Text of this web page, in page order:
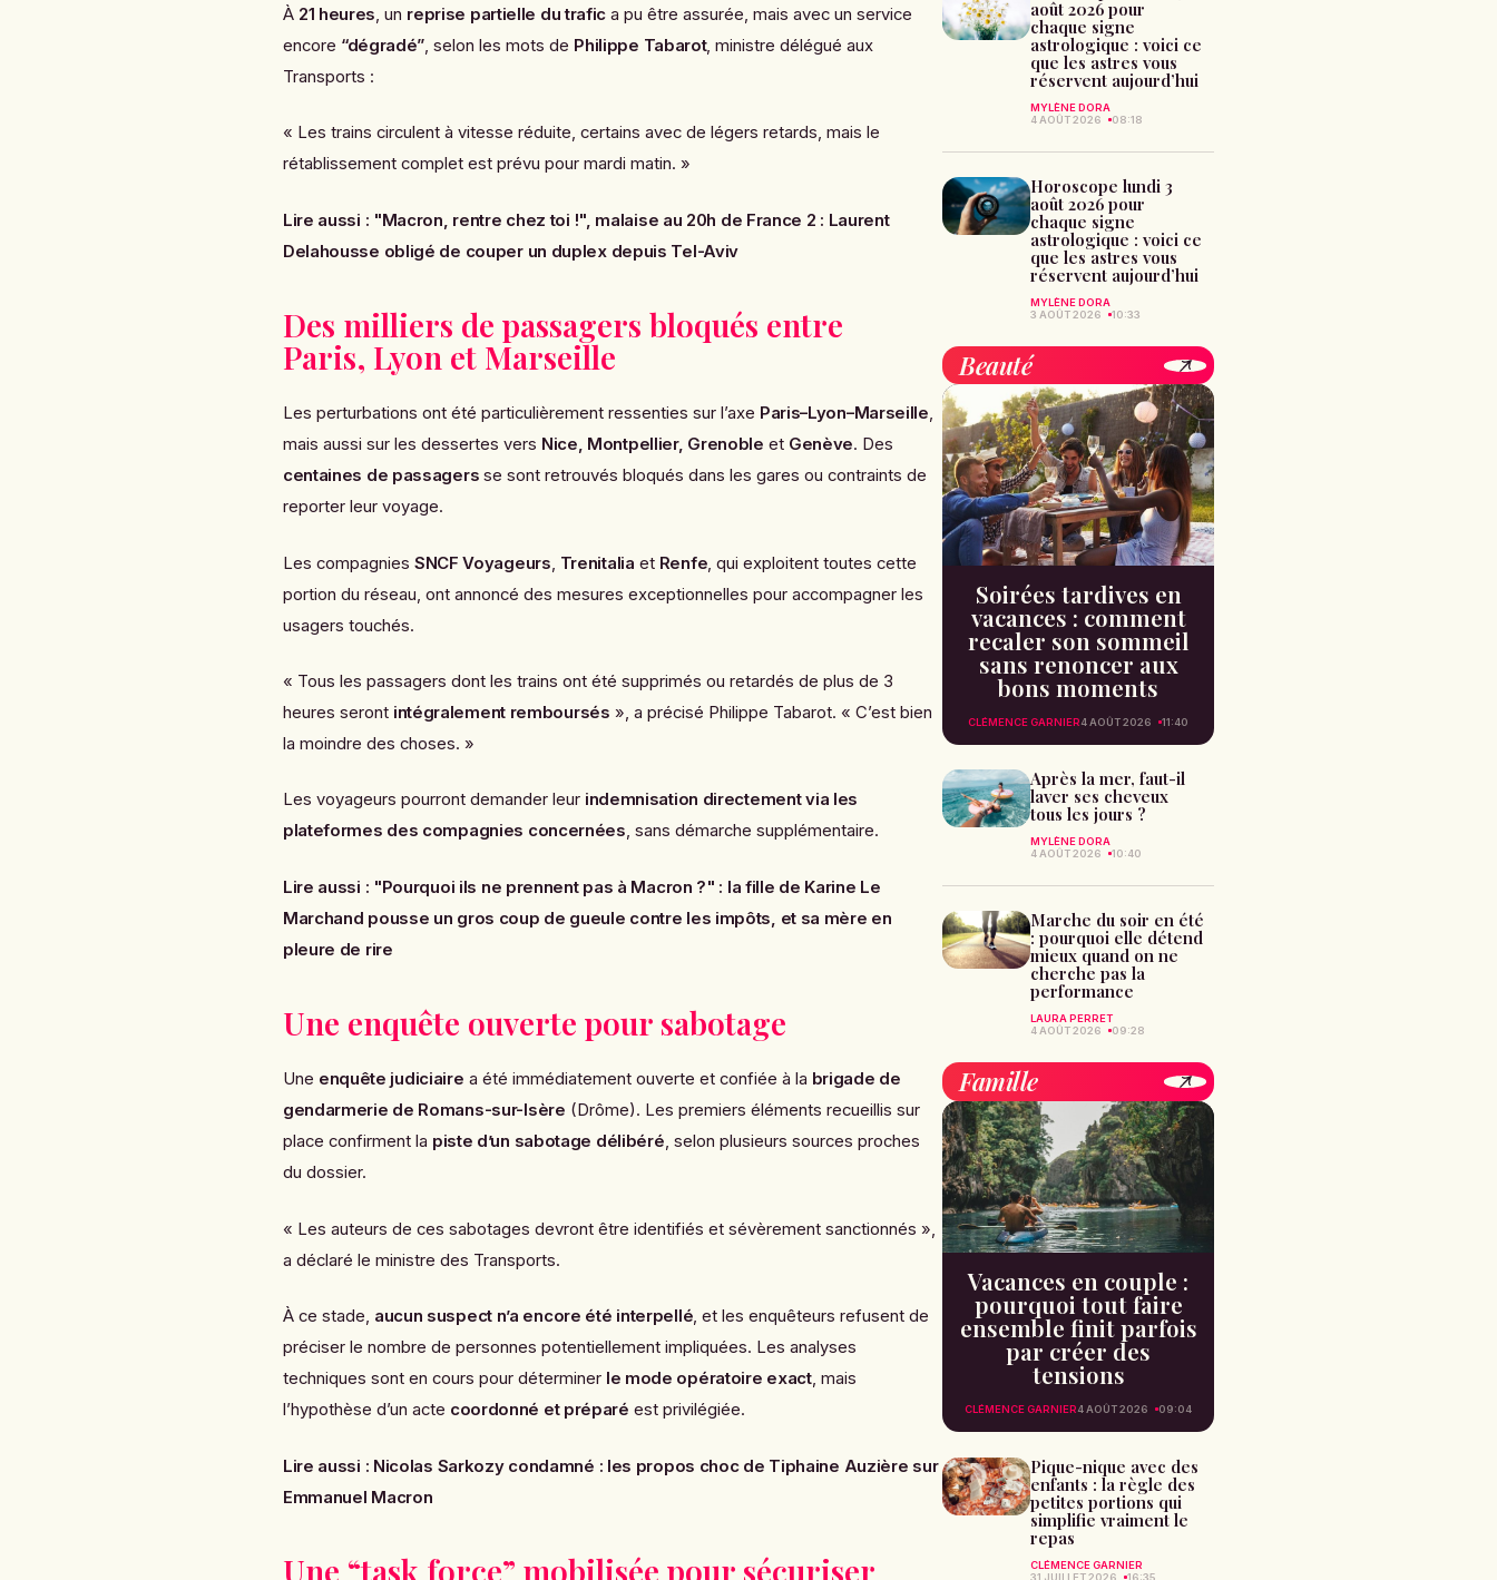
À 21 heures, un reprise partielle du trafic a pu être assurée, mais avec un service
encore “dégradé”, selon les mots de Philippe Tabarot, ministre délégué aux
Transports :
« Les trains circulent à vitesse réduite, certains avec de légers retards, mais le
rétablissement complet est prévu pour mardi matin. »
Lire aussi : "Macron, rentre chez toi !", malaise au 20h de France 2 : Laurent
Delahousse obligé de couper un duplex depuis Tel-Aviv
Des milliers de passagers bloqués entre
Paris, Lyon et Marseille
Les perturbations ont été particulièrement ressenties sur l’axe Paris–Lyon–Marseille,
mais aussi sur les dessertes vers Nice, Montpellier, Grenoble et Genève. Des
centaines de passagers se sont retrouvés bloqués dans les gares ou contraints de
reporter leur voyage.
Les compagnies SNCF Voyageurs, Trenitalia et Renfe, qui exploitent toutes cette
portion du réseau, ont annoncé des mesures exceptionnelles pour accompagner les
usagers touchés.
« Tous les passagers dont les trains ont été supprimés ou retardés de plus de 3
heures seront intégralement remboursés », a précisé Philippe Tabarot. « C’est bien
la moindre des choses. »
Les voyageurs pourront demander leur indemnisation directement via les
plateformes des compagnies concernées, sans démarche supplémentaire.
Lire aussi : "Pourquoi ils ne prennent pas à Macron ?" : la fille de Karine Le
Marchand pousse un gros coup de gueule contre les impôts, et sa mère en
pleure de rire
Une enquête ouverte pour sabotage
Une enquête judiciaire a été immédiatement ouverte et confiée à la brigade de
gendarmerie de Romans-sur-Isère (Drôme). Les premiers éléments recueillis sur
place confirment la piste d’un sabotage délibéré, selon plusieurs sources proches
du dossier.
« Les auteurs de ces sabotages devront être identifiés et sévèrement sanctionnés »,
a déclaré le ministre des Transports.
À ce stade, aucun suspect n’a encore été interpellé, et les enquêteurs refusent de
préciser le nombre de personnes potentiellement impliquées. Les analyses
techniques sont en cours pour déterminer le mode opératoire exact, mais
l’hypothèse d’un acte coordonné et préparé est privilégiée.
Lire aussi : Nicolas Sarkozy condamné : les propos choc de Tiphaine Auzière sur
Emmanuel Macron
Une “task force” mobilisée pour sécuriser
août 2026 pour
chaque signe
astrologique : voici ce
que les astres vous
réservent aujourd’hui
MYLÈNE DORA
4 AOÛT 2026
08:18
Horoscope lundi 3
août 2026 pour
chaque signe
astrologique : voici ce
que les astres vous
réservent aujourd’hui
MYLÈNE DORA
3 AOÛT 2026
10:33
Beauté
Soirées tardives en
vacances : comment
recaler son sommeil
sans renoncer aux
bons moments
CLÉMENCE GARNIER4 AOÛT 2026 11:40
Après la mer, faut-il
laver ses cheveux
tous les jours ?
MYLÈNE DORA
4 AOÛT 2026
10:40
Marche du soir en été
: pourquoi elle détend
mieux quand on ne
cherche pas la
performance
LAURA PERRET
4 AOÛT 2026
09:28
Famille
Vacances en couple :
pourquoi tout faire
ensemble finit parfois
par créer des
tensions
CLÉMENCE GARNIER4 AOÛT 2026 09:04
Pique-nique avec des
enfants : la règle des
petites portions qui
simplifie vraiment le
repas
CLÉMENCE GARNIER
31 JUILLET 2026
16:35